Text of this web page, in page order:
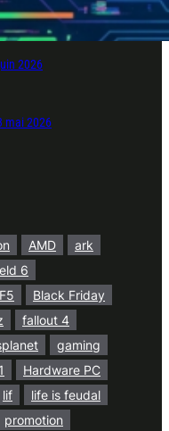
2026
mai 2026
AMD
ark
6
Black Friday
fallout 4
gaming
Hardware PC
lif
life is feudal
promotion